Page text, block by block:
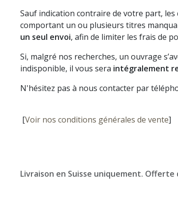
Sauf indication contraire de votre part, les
comportant un ou plusieurs titres
un seul envoi, afin de limiter les frais de
Si, malgré nos recherches, un ouvrage
indisponible, il vous sera intégralement
N'hésitez pas à nous contacter par
[Voir nos conditions générales de vente]
Livraison en Suisse uniquement. Offerte